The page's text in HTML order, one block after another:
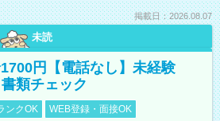
掲載日：2026.08.07
未読
円【電話なし】未経験
類チェック
ンクOK WEB登録・面接OK